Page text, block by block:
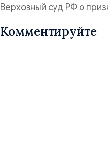
Верховный суд РФ о
Комментируйте